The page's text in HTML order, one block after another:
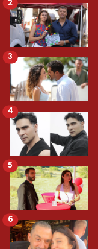
2
3
4
5
6